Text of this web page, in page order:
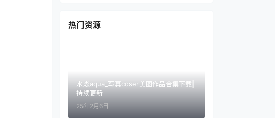
热门资源
水淼aqua_写真coser美图作品合集下载|
持续更新
25年2月6日